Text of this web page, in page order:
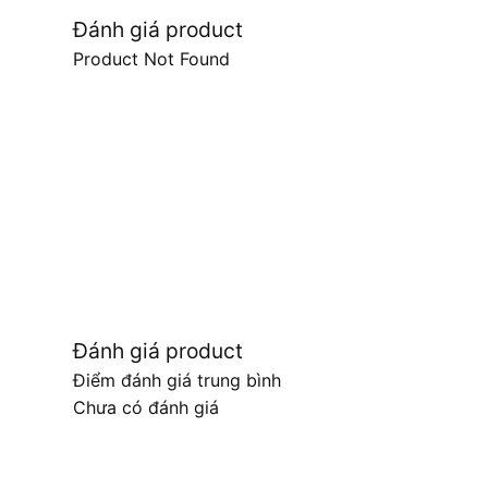
Đánh giá product
Product Not Found
Đánh giá product
Điểm đánh giá trung bình
Chưa có đánh giá